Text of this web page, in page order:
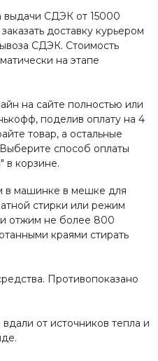
выдачи СДЭК от 15000
доставку курьером
СДЭК. Стоимость
на этапе
на сайте полностью или
поделив оплату на 4
товар, а остальные
способ оплаты
в корзине.
в машинке в мешке для
стирки или режим
отжим не более 800
краями стирать
Противопоказано
от источников тепла и